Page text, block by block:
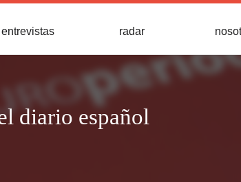
entrevistas radar
diario español